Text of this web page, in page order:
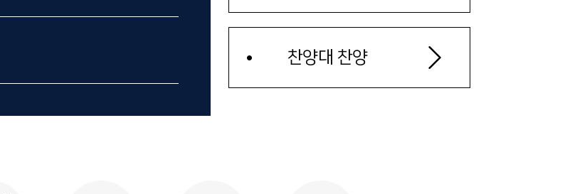
찬양대 찬양